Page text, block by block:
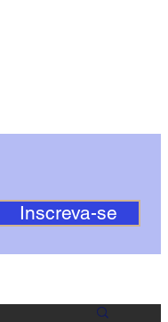
Inscreva-se